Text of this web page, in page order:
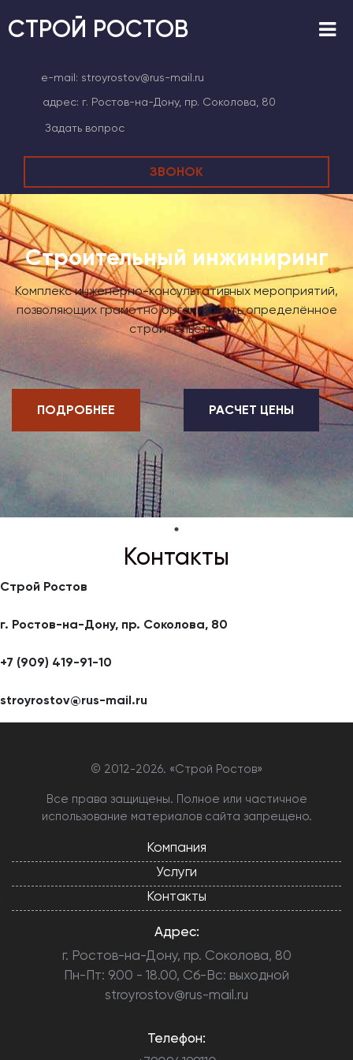
СТРОЙ РОСТОВ
e-mail: stroyrostov@rus-mail.ru
адрес: г. Ростов-на-Дону, пр. Соколова, 80
Задать вопрос
ЗВОНОК
Строительный инжиниринг
Комплекс инженерно-консультативных мероприятий,
позволяющих грамотно организовать определённое
строительство.
ПОДРОБНЕЕ РАСЧЕТ ЦЕНЫ
Контакты
Строй Ростов
г. Ростов-на-Дону, пр. Соколова, 80
+7 (909) 419-91-10
stroyrostov@rus-mail.ru
© 2012-2026. «Строй Ростов»
Все права защищены. Полное или частичное
использование материалов сайта запрещено.
Компания
Услуги
Контакты
Адрес:
г. Ростов-на-Дону, пр. Соколова, 80
Пн-Пт: 9.00 - 18.00, Сб-Вс: выходной
stroyrostov@rus-mail.ru
Телефон: